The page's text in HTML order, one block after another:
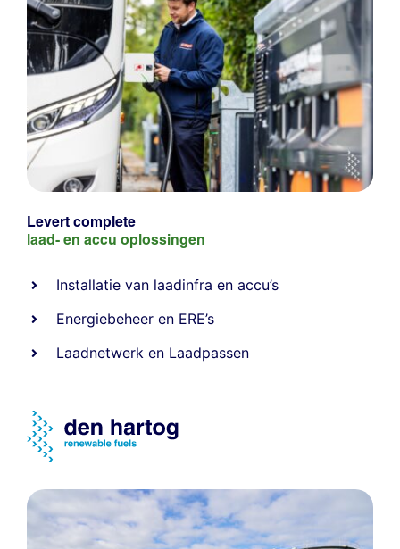
Levert complete
laad- en accu oplossingen
Installatie van laadinfra en accu’s
Energiebeheer en ERE’s
Laadnetwerk en Laadpassen